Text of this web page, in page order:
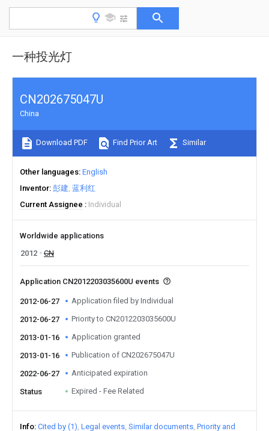
一种投光灯
CN202675047U
China
Download PDF Find Prior Art Similar
Other languages English
Inventor 彭建 蓝利红
Current Assignee
Individual
Worldwide applications
2012
CN
Application CN2012203035600U events
2012-06-27 Application filed by Individual
2012-06-27 Priority to CN2012203035600U
2013-01-16 Application granted
2013-01-16 Publication of CN202675047U
2022-06-27 Anticipated expiration
Status Expired - Fee Related
Info Cited by (1) Legal events Similar documents Priority and